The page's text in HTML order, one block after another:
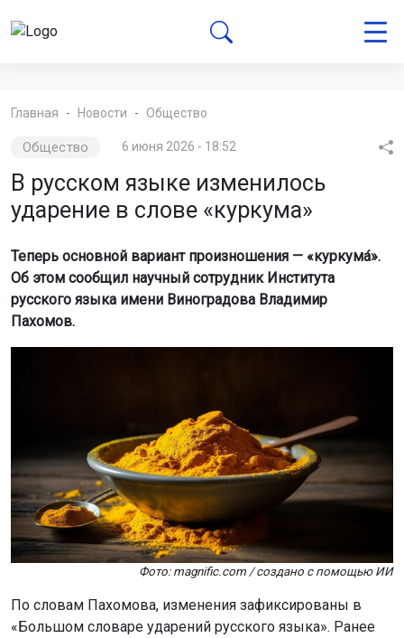
Главная Новости Общество
Общество 6 июня 2026 - 18:52
В русском языке изменилось
ударение в слове «куркума»
Теперь основной вариант произношения — «куркума́».
Об этом сообщил научный сотрудник Института
русского языка имени Виноградова Владимир
Пахомов.
Фото: magnific.com / создано с помощью ИИ
По словам Пахомова, изменения зафиксированы в
«Большом словаре ударений русского языка». Ранее